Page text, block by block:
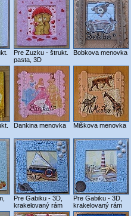
Pre Zuzku - štrukt.
pasta, 3D
Bobkova menovka
Dankina menovka Miškova menovka
Pre Gabiku - 3D,
krakelovaný rám
Pre Gabiku - 3D,
krakelovaný rám